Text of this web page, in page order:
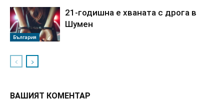
България
21-годишна е хваната с дрога в
Шумен
ВАШИЯТ КОМЕНТАР